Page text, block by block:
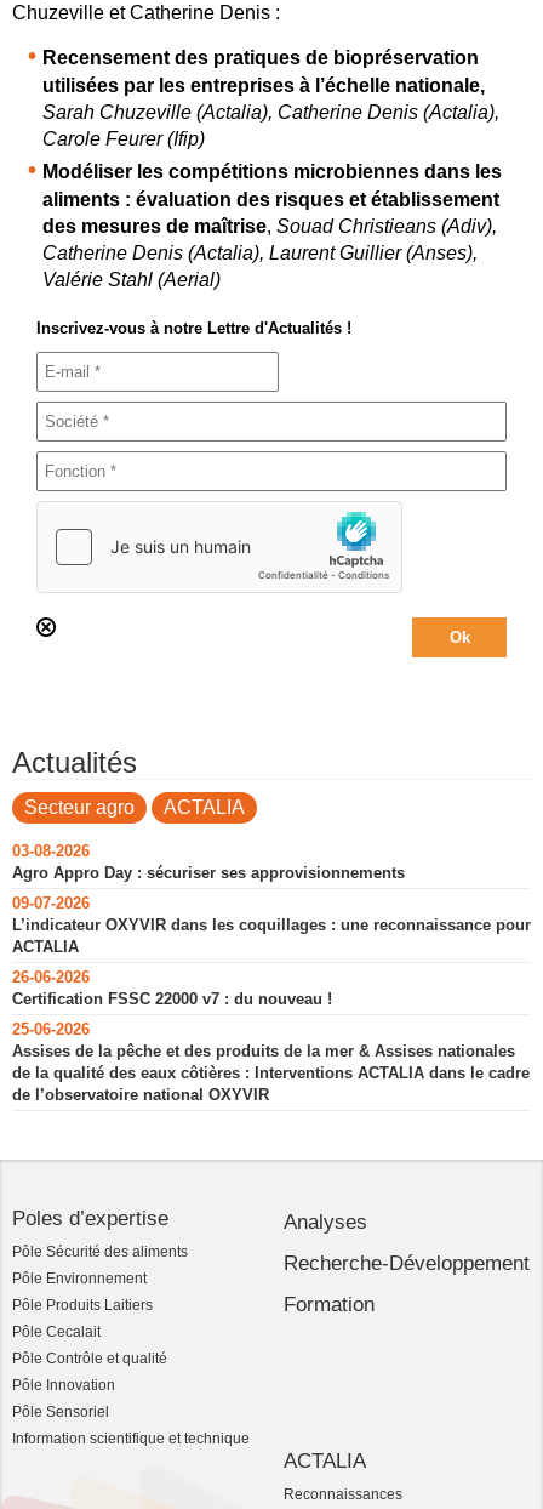
Chuzeville et Catherine Denis :
Recensement des pratiques de biopréservation
utilisées par les entreprises à l’échelle nationale,
Sarah Chuzeville (Actalia), Catherine Denis (Actalia),
Carole Feurer (Ifip)
Modéliser les compétitions microbiennes dans les
aliments : évaluation des risques et établissement
des mesures de maîtrise, Souad Christieans (Adiv),
Catherine Denis (Actalia), Laurent Guillier (Anses),
Valérie Stahl (Aerial)
Inscrivez-vous à notre Lettre d'Actualités !
Actualités
Secteur agro ACTALIA
03-08-2026
Agro Appro Day : sécuriser ses approvisionnements
09-07-2026
L’indicateur OXYVIR dans les coquillages : une reconnaissance pour
ACTALIA
26-06-2026
Certification FSSC 22000 v7 : du nouveau !
25-06-2026
Assises de la pêche et des produits de la mer & Assises nationales
de la qualité des eaux côtières : Interventions ACTALIA dans le cadre
de l’observatoire national OXYVIR
Poles d’expertise
Pôle Sécurité des aliments
Pôle Environnement
Pôle Produits Laitiers
Pôle Cecalait
Pôle Contrôle et qualité
Pôle Innovation
Pôle Sensoriel
Information scientifique et technique
Analyses
Recherche-Développement
Formation
ACTALIA
Reconnaissances